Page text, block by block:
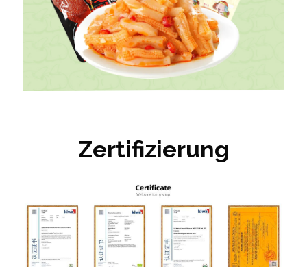
Zertifizierung